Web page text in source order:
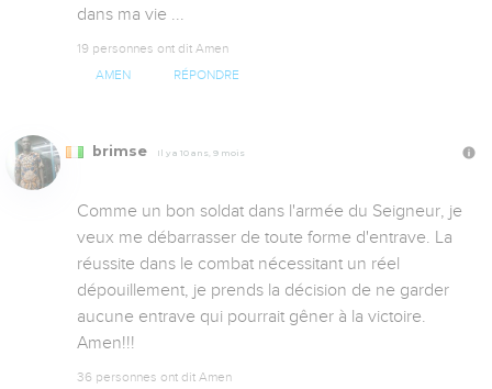
dans ma vie ...
19 personnes ont dit Amen
AMEN RÉPONDRE
brimse Il y a 10 ans, 9 mois
Comme un bon soldat dans l'armée du Seigneur, je
veux me débarrasser de toute forme d'entrave. La
réussite dans le combat nécessitant un réel
dépouillement, je prends la décision de ne garder
aucune entrave qui pourrait gêner à la victoire.
Amen!!!
36 personnes ont dit Amen